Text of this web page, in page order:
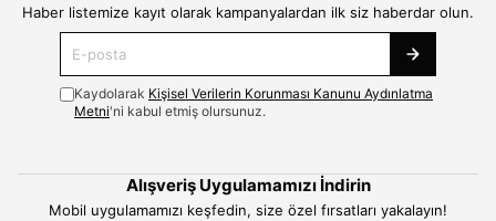
Haber listemize kayıt olarak kampanyalardan ilk siz haberdar olun.
Kaydolarak Kişisel Verilerin Korunması Kanunu Aydınlatma
Metni'ni kabul etmiş olursunuz.
Alışveriş Uygulamamızı İndirin
Mobil uygulamamızı keşfedin, size özel fırsatları yakalayın!